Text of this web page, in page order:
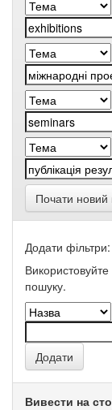
Почати
Додати фільтри:
пошуку.
Вивести на